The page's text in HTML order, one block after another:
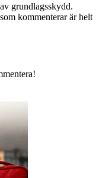
grundlagsskydd.
kommenterar är helt